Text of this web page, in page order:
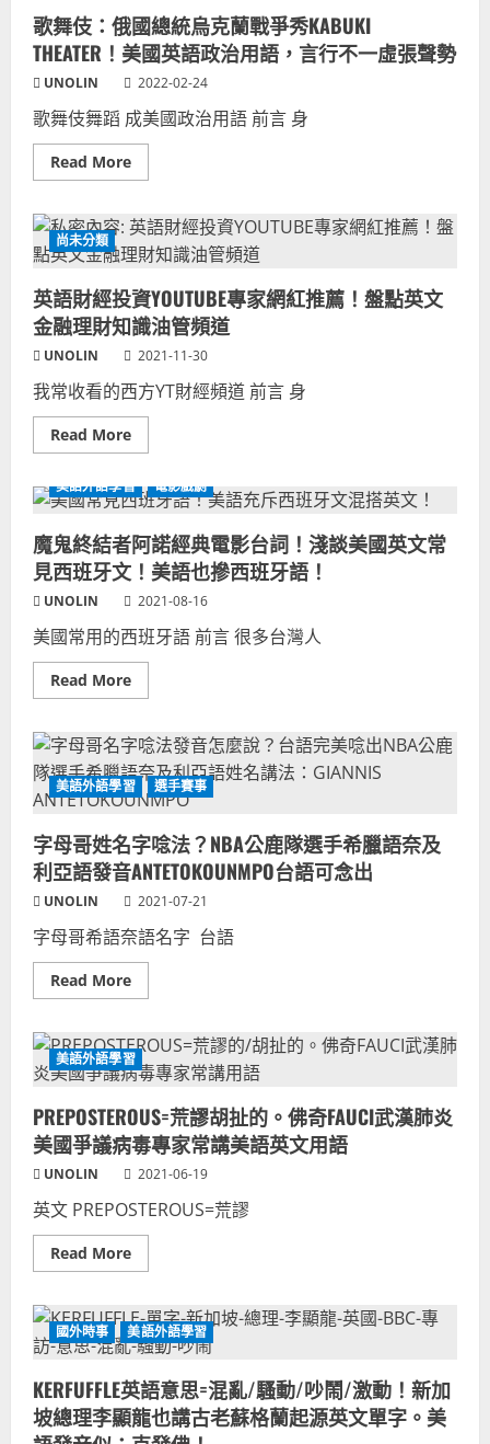
刺
客
聯
盟
英
國
員
JAMES
McAVOY
母
語
演
出
灣
觀
光
&
西
莎
廣
告
配
MARTHA
BEAN：
SEE
YOU,
YOU
SEE
旅
遊
影
片
好
歌
曲
歌舞伎：俄國總統烏克蘭戰爭秀KABUKI
THEATER！美國英語政治用語，言行不一虛張聲勢
UNOLIN 2022-02-24
歌舞伎舞蹈 成美國政治用語 前言 身
Read MoreRead
more
舞
伎：
俄
國
總
統
烏
克
戰
秀
KABUKI
THEATER！
美
國
語
政
治
語，
言
行
一
張
聲
勢
尚未分類
英語財經投資YOUTUBE專家網紅推薦！盤點英文
金融理財知識油管頻道
UNOLIN 2021-11-30
我常收看的西方YT財經頻道 前言 身
Read MoreRead
more
語
財
投
資
YOUTUBE
專
家
紅
推
薦！
盤
點
金
融
理
財
知
油
管
頻
道
美語外語學習 電影戲劇
魔鬼終結者阿諾經典電影台詞！淺談美國英文常
見西班牙文！美語也摻西班牙語！
UNOLIN 2021-08-16
美國常用的西班牙語 前言 很多台灣人
Read MoreRead
more
鬼
終
結
者
阿
經
典
電
影
台
詞！
淺
談
國
英
文
西
班
牙
美
語
也
摻
西
班
牙
語！
美語外語學習 選手賽事
字母哥姓名字唸法？NBA公鹿隊選手希臘語奈及
利亞語發音ANTETOKOUNMPO台語可念出
UNOLIN 2021-07-21
字母哥希語奈語名字 台語
Read MoreRead
more
母
哥
姓
名
唸
法？
NBA
鹿
選
希
臘
語
利
亞
語
音
ANTETOKOUNMPO
台
語
可
美語外語學習
PREPOSTEROUS=荒謬胡扯的。佛奇FAUCI武漢肺炎
美國爭議病毒專家常講美語英文用語
UNOLIN 2021-06-19
英文 PREPOSTEROUS=荒謬
Read MoreRead
more
荒
謬
胡
扯
的。
佛
奇
FAUCI
武
國外時事 美語外語學習
KERFUFFLE英語意思=混亂/騷動/吵鬧/激動！新加
坡總理李顯龍也講古老蘇格蘭起源英文單字。美